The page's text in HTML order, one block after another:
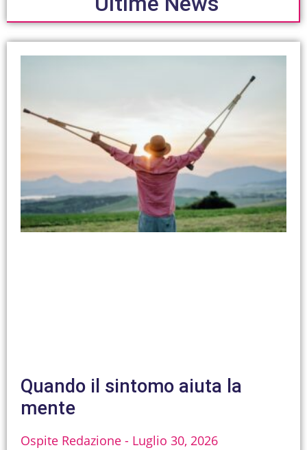
Quando il sintomo aiuta la
mente
Ospite Redazione Luglio 30, 2026